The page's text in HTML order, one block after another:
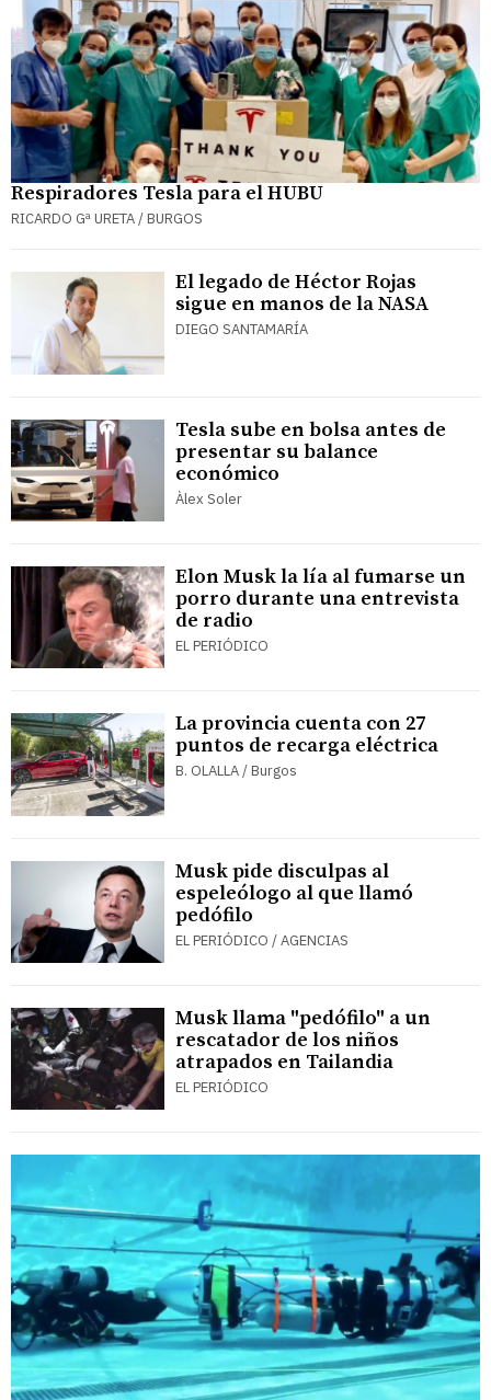
Respiradores Tesla para el HUBU
RICARDO Gª URETA / BURGOS
El legado de Héctor Rojas
sigue en manos de la NASA
DIEGO SANTAMARÍA
Tesla sube en bolsa antes de
presentar su balance
económico
Àlex Soler
Elon Musk la lía al fumarse un
porro durante una entrevista
de radio
EL PERIÓDICO
La provincia cuenta con 27
puntos de recarga eléctrica
B. OLALLA / Burgos
Musk pide disculpas al
espeleólogo al que llamó
pedófilo
EL PERIÓDICO / AGENCIAS
Musk llama "pedófilo" a un
rescatador de los niños
atrapados en Tailandia
EL PERIÓDICO